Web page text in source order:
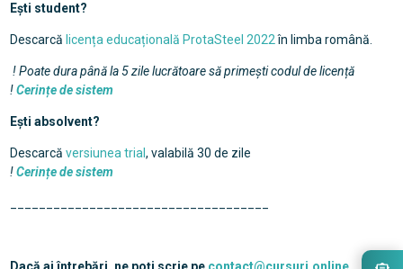
Ești student?
Descarcă licența educațională ProtaSteel 2022în limba română.
! Poate dura până la 5 zile lucrătoare să primești codul de licență
!Cerințe de sistem
Ești absolvent?
Descarcă versiunea trial , valabilă 30 de zile
!Cerințe de sistem